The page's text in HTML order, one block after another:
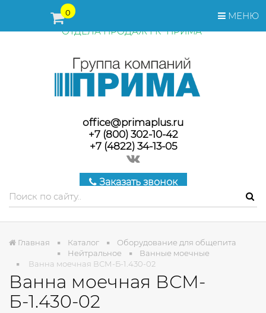
МЕНЮ
0
ПЕРЕД ОФОРМЛЕНИЕМ ЗАКАЗА, СТОИМОСТЬ И СРОКИ
ПОСТАВКИ ТОВАРА УТОЧНЯЙТЕ У МЕНЕДЖЕРОВ
ОТДЕЛА ПРОДАЖ ГК "ПРИМА"
office@primaplus.ru
+7 (800) 302-10-42
+7 (4822) 34-13-05
Заказать звонок
Главная Каталог
Оборудование для общепита
Нейтральное
Ванные моечные
Ванна моечная ВСМ-Б-1.430-02
Ванна моечная ВСМ-
Б-1.430-02